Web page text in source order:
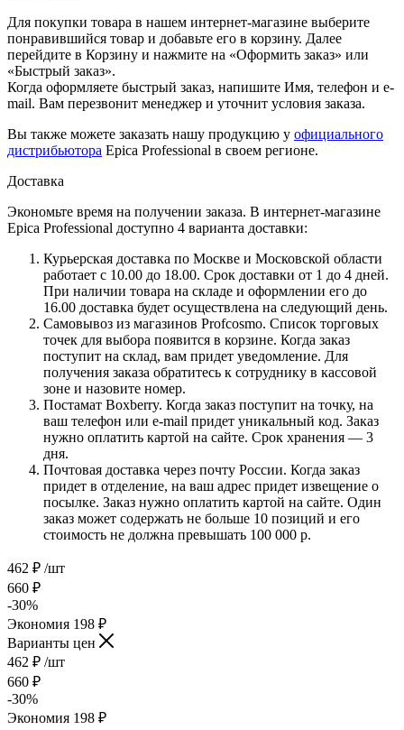
Для покупки товара в нашем интернет-магазине выберите
понравившийся товар и добавьте его в корзину. Далее
перейдите в Корзину и нажмите на «Оформить заказ» или
«Быстрый заказ».
Когда оформляете быстрый заказ, напишите Имя, телефон и e-
mail. Вам перезвонит менеджер и уточнит условия заказа.
Вы также можете заказать нашу продукцию у официального
дистрибьютора Epica Professional в своем регионе.
Доставка
Экономьте время на получении заказа. В интернет-магазине
Epica Professional доступно 4 варианта доставки:
Курьерская доставка по Москве и Московской области
работает с 10.00 до 18.00. Срок доставки от 1 до 4 дней.
При наличии товара на складе и оформлении его до
16.00 доставка будет осуществлена на следующий день.
Самовывоз из магазинов Profcosmo. Список торговых
точек для выбора появится в корзине. Когда заказ
поступит на склад, вам придет уведомление. Для
получения заказа обратитесь к сотруднику в кассовой
зоне и назовите номер.
Постамат Boxberry. Когда заказ поступит на точку, на
ваш телефон или e-mail придет уникальный код. Заказ
нужно оплатить картой на сайте. Срок хранения — 3
дня.
Почтовая доставка через почту России. Когда заказ
придет в отделение, на ваш адрес придет извещение о
посылке. Заказ нужно оплатить картой на сайте. Один
заказ может содержать не больше 10 позиций и его
стоимость не должна превышать 100 000 р.
462 ₽ /шт
660 ₽
-30%
Экономия 198 ₽
Варианты цен
462 ₽ /шт
660 ₽
-30%
Экономия 198 ₽